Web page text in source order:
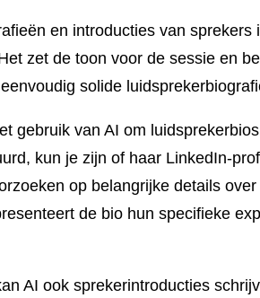
en introducties van
zet de toon voor de sessie en
solide
gebruik van AI om
kun je zijn of haar LinkedIn-
op belangrijke details
de bio hun specifieke
AI ook sprekerintroducties